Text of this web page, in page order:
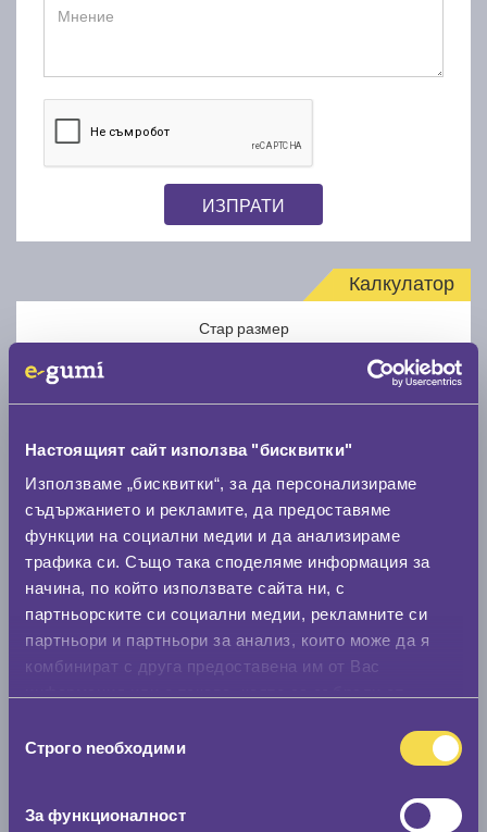
Настоящият сайт използва "бисквитки"
Използваме „бисквитки“, за да персонализираме
съдържанието и рекламите, да предоставяме
функции на социални медии и да анализираме
трафика си. Също така споделяме информация за
начина, по който използвате сайта ни, с
партньорските си социални медии, рекламните си
партньори и партньори за анализ, които може да я
комбинират с друга предоставена им от Вас
наСтрого nеобходими
За функционалност
ИЗПРАТИ
Калкулатор
Стар размер
Нов размер
Стар размер
Скоростомер при 100